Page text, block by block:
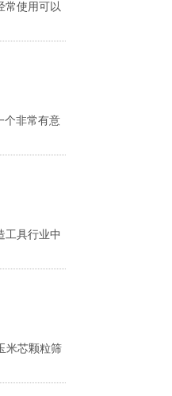
常使用可以
个非常有意
工具行业中
米芯颗粒筛